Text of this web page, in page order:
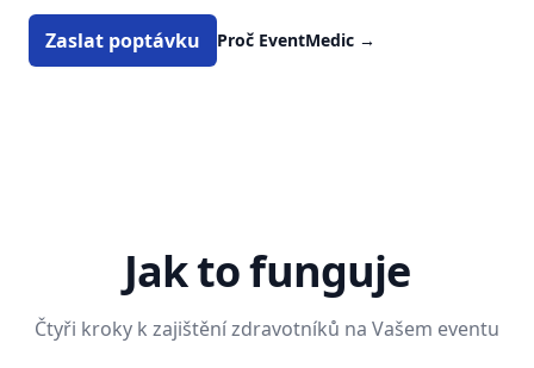
Zaslat poptávku Proč EventMedic →
Jak to funguje
Čtyři kroky k zajištění zdravotníků na Vašem eventu